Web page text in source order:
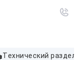
технический раздел